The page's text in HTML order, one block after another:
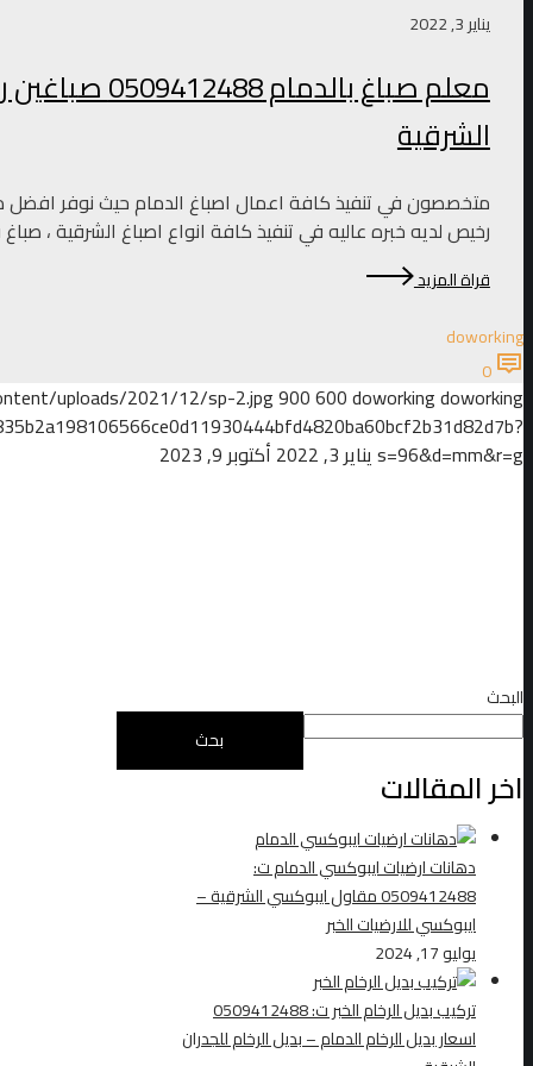
يناير 3, 2022
معلم صباغ
الشرقية
متخصصون في تنفيذ كافة اعمال اصباغ الدمام حيث نوفر افضل
رخيص لديه خبره عاليه في تنفيذ كافة انواع اصباغ الشرقية ،
قراة المزيد
doworking
0
uploads/2021/12/sp-2.jpg900600doworkingdoworking
s=96&d=mm&r=gيناير 3, 2022 أكتوبر 9, 2023
البحث
بحث
اخر المقالات
دهانات ارضيات ايبوكسي الدمام ت:
0509412488 مقاول ايبوكسي الشرقية –
ايبوكسي للارضيات الخبر
يوليو 17, 2024
تركيب بديل الرخام الخبر ت: 0509412488
اسعار بديل الرخام الدمام – بديل الرخام للجدران